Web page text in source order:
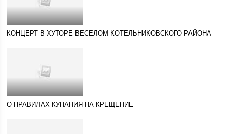
КОНЦЕРТ В ХУТОРЕ ВЕСЕЛОМ КОТЕЛЬНИКОВСКОГО РАЙОНА
О ПРАВИЛАХ КУПАНИЯ НА КРЕЩЕНИЕ